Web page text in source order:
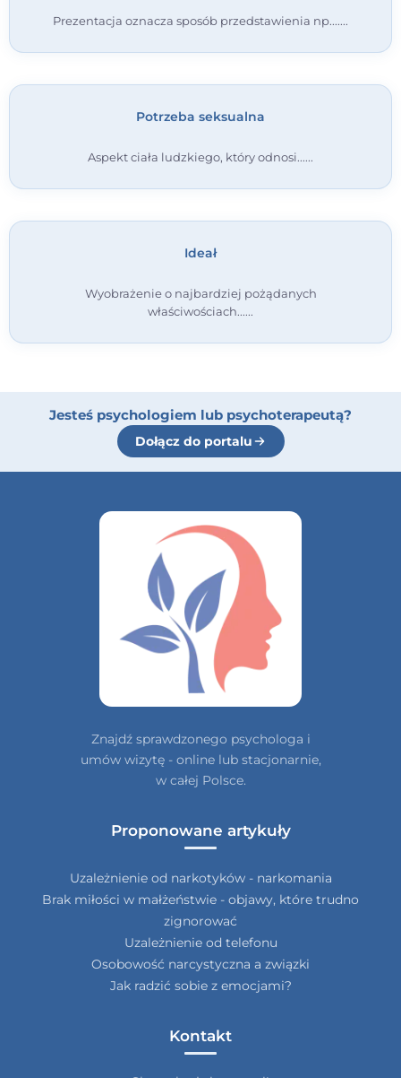
Prezentacja oznacza sposób przedstawienia np....
Potrzeba seksualna
Aspekt ciała ludzkiego, który odnosi...
Ideał
Wyobrażenie o najbardziej pożądanych
właściwościach...
Jesteś psychologiem lub psychoterapeutą?
Dołącz do portalu
Znajdź sprawdzonego psychologa i
umów wizytę - online lub stacjonarnie,
w całej Polsce.
Proponowane artykuły
Uzależnienie od narkotyków - narkomania
Brak miłości w małżeństwie - objawy, które trudno
zignorować
Uzależnienie od telefonu
Osobowość narcystyczna a związki
Jak radzić sobie z emocjami?
Kontakt